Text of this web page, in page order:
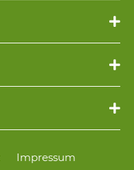
Impressum